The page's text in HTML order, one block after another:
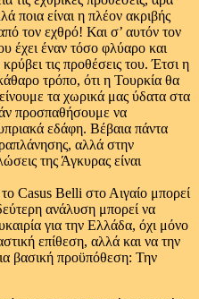
ποια είναι η πλέον ακριβής
τον εχθρό! Και σ’ αυτόν τον
έχει έναν τόσο φλύαρο και
τις προθέσεις του. Έτσι η
τρόπο, ότι η Τουρκία θα
τα χωρικά μας ύδατα στα
προσπαθήσουμε να
εδάφη. Βέβαια πάντα
αλλά στην
της Άγκυρας είναι
Casus Belli στο Αιγαίο μπορεί
ανάλυση μπορεί να
για την Ελλάδα, όχι μόνο
επίθεση, αλλά και να την
βασική προϋπόθεση: Την